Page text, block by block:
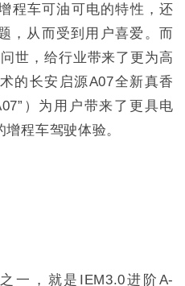
程车可油可电的特性，还
，从而受到用户喜爱‌。而
世，给行业带来了更为高
的长安启源A07全新真香
）为用户带来了更具电
程车驾驶体验。
一，就是IEM3.0进阶A-